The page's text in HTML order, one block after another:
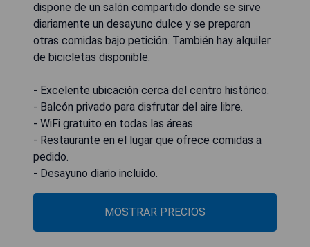
dispone de un salón compartido donde se sirve
diariamente un desayuno dulce y se preparan
otras comidas bajo petición. También hay alquiler
de bicicletas disponible.
- Excelente ubicación cerca del centro histórico.
- Balcón privado para disfrutar del aire libre.
- WiFi gratuito en todas las áreas.
- Restaurante en el lugar que ofrece comidas a
pedido.
- Desayuno diario incluido.
MOSTRAR PRECIOS